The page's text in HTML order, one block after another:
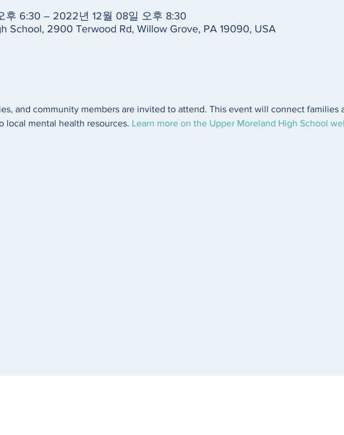
후 6:30 – 2022년 12월 08일 오후 8:30
School, 2900 Terwood Rd, Willow Grove, PA 19090, USA
and community members are invited to attend. This event will connect families
local mental health resources. Learn more on the Upper Moreland High School